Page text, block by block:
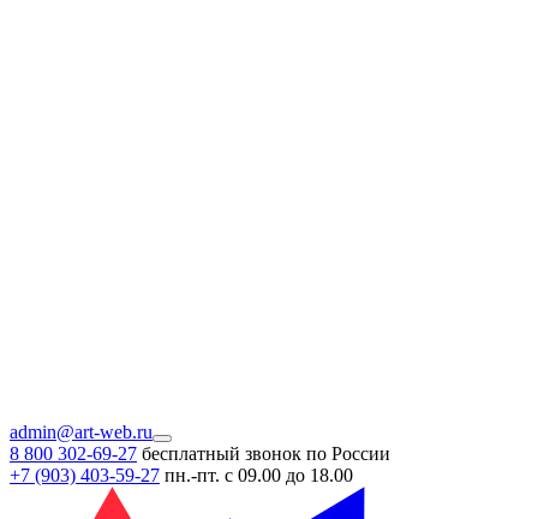
admin@art-web.ru
8 800 302-69-27 бесплатный звонок по России
+7 (903) 403-59-27 пн.-пт. с 09.00 до 18.00